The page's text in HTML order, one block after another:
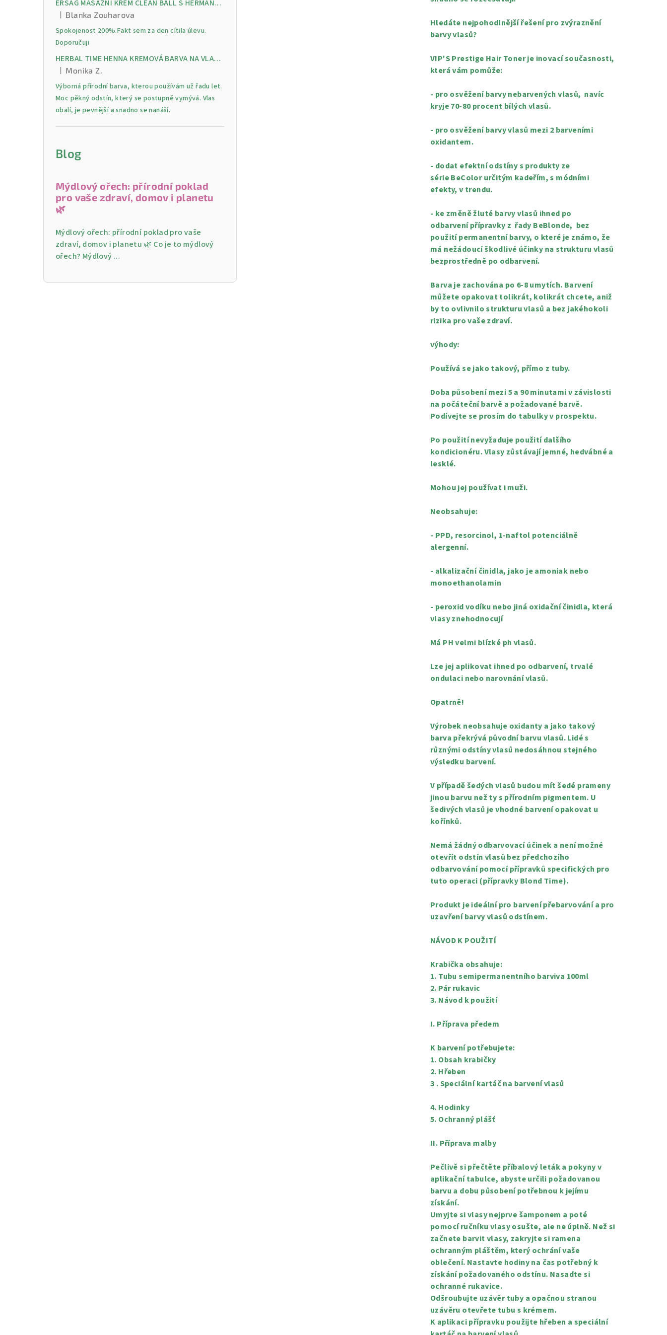
ERSAG MASÁŽNÍ KRÉM CLEAN BALL S HERMANKEM A MENTOLEM pro úlevu od bolesti, otoků a napětí ve svalech
Hodnocení produktu je 5 z 5 hvězdiček.
Blanka Zouharova
Spokojenost 200%.Fakt sem za den cítila úlevu.
Doporučuji
HERBAL TIME HENNA KREMOVÁ BARVA NA VLASY 9 Lilek 75 ml
Hodnocení produktu je 5 z 5 hvězdiček.
Monika Z.
Výborná přírodní barva, kterou používám už řadu let.
Moc pěkný odstín, který se postupně vymývá. Vlas
obalí, je pevnější a snadno se nanáší.
Blog
Mýdlový ořech: přírodní poklad
pro vaše zdraví, domov i planetu
🌿
Mýdlový ořech: přírodní poklad pro vaše
zdraví, domov i planetu 🌿 Co je to mýdlový
ořech? Mýdlový ...
Hledáte nejpohodlnější řešení pro zvýraznění
barvy vlasů?
VIP'S Prestige Hair Toner je inovací současnosti,
která vám pomůže:
- pro osvěžení barvy nebarvených vlasů, navíc
kryje 70-80 procent bílých vlasů.
- pro osvěžení barvy vlasů mezi 2 barveními
oxidantem.
- dodat efektní odstíny s produkty ze
série BeColor určitým kadeřím, s módními
efekty, v trendu.
- ke změně žluté barvy vlasů ihned po
odbarvení přípravky z řady BeBlonde, bez
použití permanentní barvy, o které je známo, že
má nežádoucí škodlivé účinky na strukturu vlasů
bezprostředně po odbarvení.
Barva je zachována po 6-8 umytích. Barvení
můžete opakovat tolikrát, kolikrát chcete, aniž
by to ovlivnilo strukturu vlasů a bez jakéhokoli
rizika pro vaše zdraví.
výhody:
Používá se jako takový, přímo z tuby.
Doba působení mezi 5 a 90 minutami v závislosti
na počáteční barvě a požadované barvě.
Podívejte se prosím do tabulky v prospektu.
Po použití nevyžaduje použití dalšího
kondicionéru. Vlasy zůstávají jemné, hedvábné a
lesklé.
Mohou jej používat i muži.
Neobsahuje:
- PPD, resorcinol, 1-naftol potenciálně
alergenní.
- alkalizační činidla, jako je amoniak nebo
monoethanolamin
- peroxid vodíku nebo jiná oxidační činidla, která
vlasy znehodnocují
Má PH velmi blízké ph vlasů.
Lze jej aplikovat ihned po odbarvení, trvalé
ondulaci nebo narovnání vlasů.
Opatrně!
Výrobek neobsahuje oxidanty a jako takový
barva překrývá původní barvu vlasů. Lidé s
různými odstíny vlasů nedosáhnou stejného
výsledku barvení.
V případě šedých vlasů budou mít šedé prameny
jinou barvu než ty s přírodním pigmentem. U
šedivých vlasů je vhodné barvení opakovat u
kořínků.
Nemá žádný odbarvovací účinek a není možné
otevřít odstín vlasů bez předchozího
odbarvování pomocí přípravků specifických pro
tuto operaci (přípravky Blond Time).
Produkt je ideální pro barvení přebarvování a pro
uzavření barvy vlasů odstínem.
NÁVOD K POUŽITÍ
Krabička obsahuje:
1. Tubu semipermanentního barviva 100ml
2. Pár rukavic
3. Návod k použití
I. Příprava předem
K barvení potřebujete:
1. Obsah krabičky
2. Hřeben
3 . Speciální kartáč na barvení vlasů
4. Hodinky
5. Ochranný plášť
II. Příprava malby
Pečlivě si přečtěte příbalový leták a pokyny v
aplikační tabulce, abyste určili požadovanou
barvu a dobu působení potřebnou k jejímu
získání.
Umyjte si vlasy nejprve šamponem a poté
pomocí ručníku vlasy osušte, ale ne úplně. Než si
začnete barvit vlasy, zakryjte si ramena
ochranným pláštěm, který ochrání vaše
oblečení. Nastavte hodiny na čas potřebný k
získání požadovaného odstínu. Nasaďte si
ochranné rukavice.
Odšroubujte uzávěr tuby a opačnou stranou
uzávěru otevřete tubu s krémem.
K aplikaci přípravku použijte hřeben a speciální